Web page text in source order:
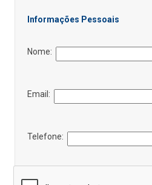
Informações Pessoais
Nome:
Email:
Telefone: